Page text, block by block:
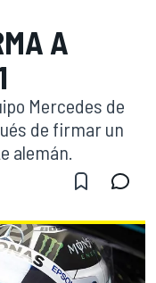
A
Mercedes de
de firmar un
alemán.